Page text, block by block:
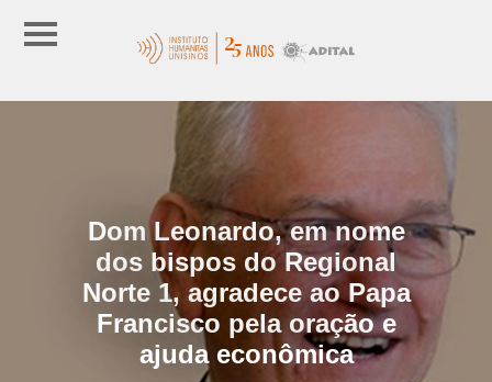
Dom Leonardo, em nome
dos bispos do Regional
Norte 1, agradece ao Papa
Francisco pela oração e
ajuda econômica